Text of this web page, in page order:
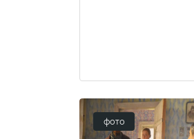
фото